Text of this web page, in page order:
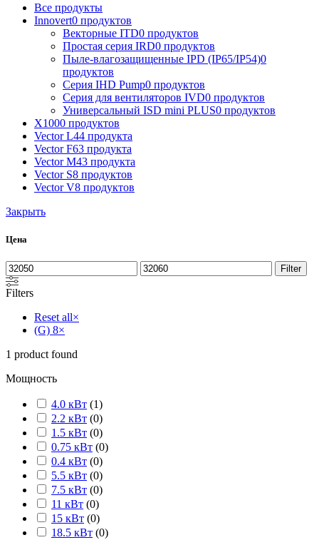
Все продукты
Innovert0 продуктов
Векторные ITD0 продуктов
Простая серия IRD0 продуктов
Пыле-влагозащищенные IPD (IP65/IP54)0
продуктов
Серия IHD Pump0 продуктов
Серия для вентиляторов IVD0 продуктов
Универсальный ISD mini PLUS0 продуктов
X1000 продуктов
Vector L44 продукта
Vector F63 продукта
Vector M43 продукта
Vector S8 продуктов
Vector V8 продуктов
Закрыть
Цена
Filter
Filters
Reset all×
(G) 8×
1 product found
Мощность
4.0 кВт (1)
2.2 кВт (0)
1.5 кВт (0)
0.75 кВт (0)
0.4 кВт (0)
5.5 кВт (0)
7.5 кВт (0)
11 кВт (0)
15 кВт (0)
18.5 кВт (0)